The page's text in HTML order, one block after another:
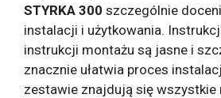
STYRKA 300 szczególnie
instalacji i użytkowania.
instrukcji montażu są jasne i
znacznie ułatwia proces
zestawie znajdują się wszystkie